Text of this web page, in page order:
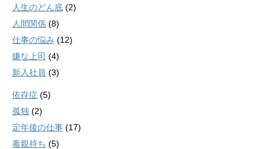
人生のどん底 (2)
人間関係 (8)
仕事の悩み (12)
嫌な上司 (4)
新入社員 (3)
依存症 (5)
孤独 (2)
定年後の仕事 (17)
毒親持ち (5)